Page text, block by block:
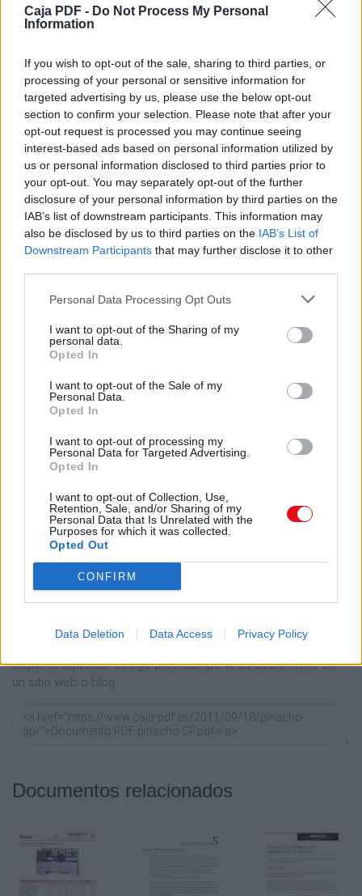
Caja PDF - Do Not Process My Personal
Information
If you wish to opt-out of the sale, sharing to third parties, or
processing of your personal or sensitive information for
targeted advertising by us, please use the below opt-out
section to confirm your selection. Please note that after your
opt-out request is processed you may continue seeing
interest-based ads based on personal information utilized by
us or personal information disclosed to third parties prior to
your opt-out. You may separately opt-out of the further
disclosure of your personal information by third parties on the
IAB’s list of downstream participants. This information may
also be disclosed by us to third parties on the IAB’s List of
Downstream Participants that may further disclose it to other
Personal Data Processing Opt Outs
I want to opt-out of the Sharing of my
personal data.
Opted In
I want to opt-out of the Sale of my
Personal Data.
Opted In
I want to opt-out of processing my
Personal Data for Targeted Advertising.
Opted In
I want to opt-out of Collection, Use,
Retention, Sale, and/or Sharing of my
Personal Data that Is Unrelated with the
Purposes for which it was collected.
Opted Out
CONFIRM
Data Deletion Data Access Privacy Policy
VOLTEO SOBRE LA BANCADA
360
14
400
500
19 5/8
ESPECIFICACIONES EN:
DISTANCIA ENTRE PUNTOS
PULGADAS
VOLTEO SOBRE EL ESCOTE
20
555
21
695
27
VOLTEO SOBRE
EL CARRO LONGITUDINAL
380
15
10
Descargar el documento (PDF)
pinacho SP.pdf (PDF, 94 KB)
Descargar
Enlace a esta página
Utilice el enlace permanente a la página de descarga del
documento para compartir su documento en Facebook,
LinkedIn.. O directamente en contacto con el correo
electrónico, Messenger, Whatsapp, Line..
Código HTML
Copie el siguiente código para compartir su documento en
un sitio web o blog:
Documentos relacionados